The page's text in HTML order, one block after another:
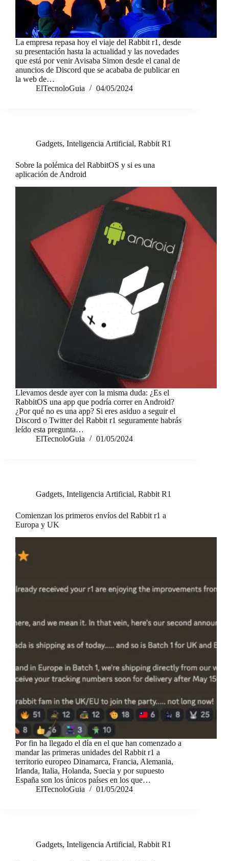
La empresa repasa hoy el viaje del Rabbit r1, desde
su presentación hasta la actualidad y las novedades
que está por venir Avisaba Simon desde el canal de
anuncios de Discord que se acababa de publicar en
la web de…
ElTecnoloGuia
04/05/2024
Gadgets, Inteligencia Artificial, Rabbit R1
Sobre la polémica del RabbitOS y si es una
aplicación de Android
Llevamos desde ayer con la misma duda: ¿Es el
RabbitOS una app que podría correr en Android?
¿Por qué no es una app? Si eres asiduo a seguir el
Discord o Twitter del Rabbit r1 seguramente habrás
leído esta pregunta…
ElTecnoloGuia
01/05/2024
Gadgets, Inteligencia Artificial, Rabbit R1
Comienzan los primeros envíos del Rabbit r1 a
Europa y UK
Por fin ha llegado el día en el que han comenzado a
mandar las primeras unidades del Rabbit r1 a
territorio europeo Dinamarca, Francia, Alemania,
Irlanda, Italia, Holanda, Suecia y por supuesto
España son los únicos países en los que…
ElTecnoloGuia
01/05/2024
Gadgets, Inteligencia Artificial, Rabbit R1